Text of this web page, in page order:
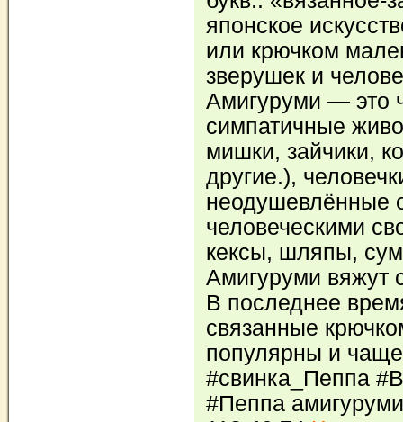
японское
или крючком
зверушек и
Амигуруми — это
симпатичные
мишки, зайчики,
другие.),
неодушевлённые
человеческими
кексы, шляпы,
Амигуруми вяжут
В последнее
связанные
популярны и
#свинка_Пеппа
#Пеппа